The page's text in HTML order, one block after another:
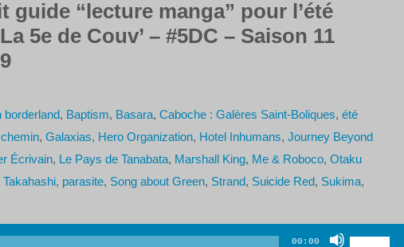
guide “lecture manga” pour l’été
5e de Couv’ – #5DC – Saison 11
borderland, Baptism, Basara, Caboche : Galères Saint-Boliques, été
, Galaxias, Hero Organization, Hotel Inhumans, Journey Beyond
Écrivain, Le Pays de Tanabata, Marshall King, Me & Roboco, Otaku
, parasite, Song about Green, Strand, Suicide Red, Sukima,
00:00
Utilisez